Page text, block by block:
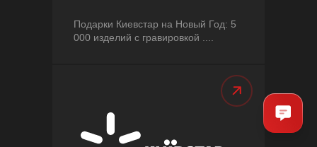
Подарки Киевстар на Новый Год: 5
000 изделий с гравировкой ....